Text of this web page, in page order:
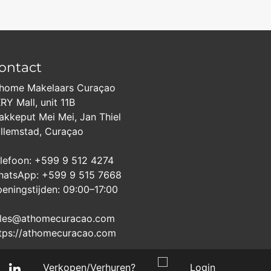
Makelaars Curaçao
Mall, unit 11B
Mei Mei, Jan Thiel
Curaçao
+599 9 512 4274
+599 9 515 7668
09:00–17:00
athomecuracao.com
Verkopen/Verhuren? Login